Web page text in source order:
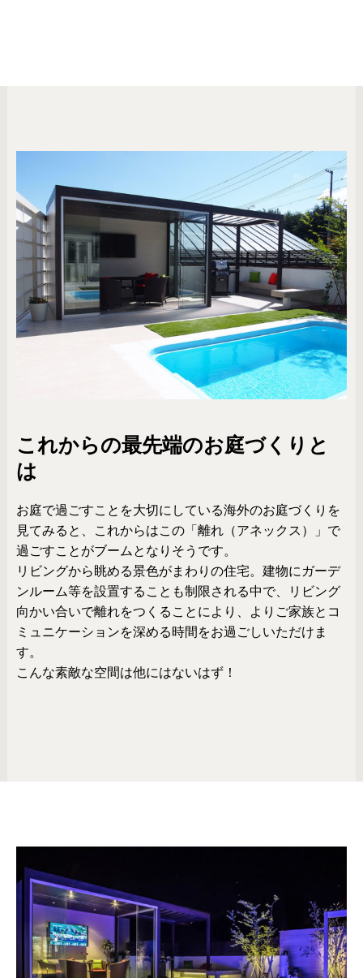
これからの最先端のお庭づくりと
は
お庭で過ごすことを大切にしている海外のお庭づくりを
見てみると、これからはこの「離れ（アネックス）」で
過ごすことがブームとなりそうです。
リビングから眺める景色がまわりの住宅。建物にガーデ
ンルーム等を設置することも制限される中で、リビング
向かい合いで離れをつくることにより、よりご家族とコ
ミュニケーションを深める時間をお過ごしいただけま
す。
こんな素敵な空間は他にはないはず！